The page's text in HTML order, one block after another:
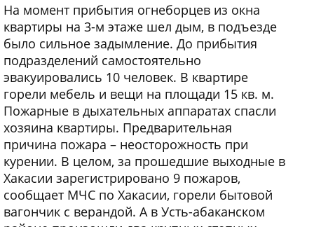
На момент прибытия огнеборцев из окна
квартиры на 3-м этаже шел дым, в подъезде
было сильное задымление. До прибытия
подразделений самостоятельно
эвакуировались 10 человек. В квартире
горели мебель и вещи на площади 15 кв. м.
Пожарные в дыхательных аппаратах спасли
хозяина квартиры. Предварительная
причина пожара – неосторожность при
курении. В целом, за прошедшие выходные в
Хакасии зарегистрировано 9 пожаров,
сообщает МЧС по Хакасии, горели бытовой
вагончик с верандой. А в Усть-абаканском